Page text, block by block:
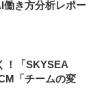
き方分析レポー
！「SKYSEA
「チームの変